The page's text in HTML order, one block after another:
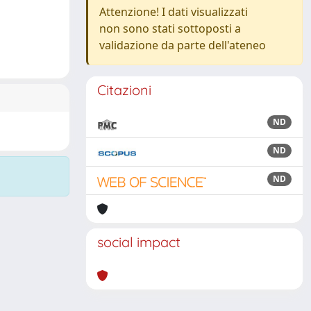
Attenzione! I dati visualizzati
non sono stati sottoposti a
validazione da parte dell'ateneo
Citazioni
ND
ND
ND
social impact